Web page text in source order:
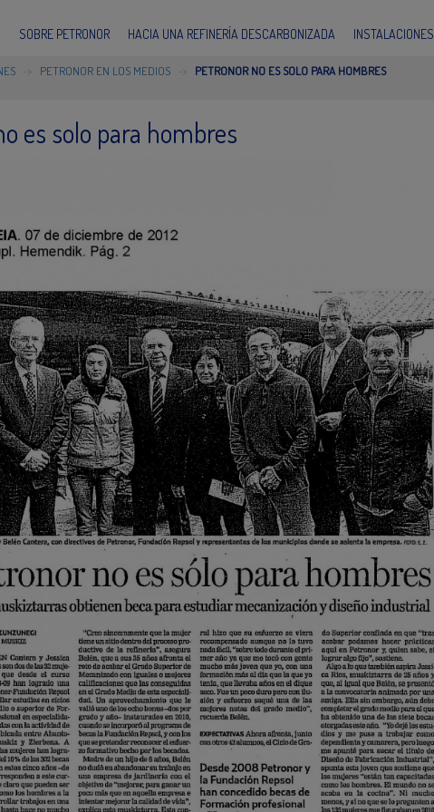
SOBRE PETRONOR HACIA UNA REFINERÍA DESCARBONIZADA INSTALACIONES
PETRONOR EN LOS MEDIOS PETRONOR NO ES SOLO PARA HOMBRES
es solo para hombres